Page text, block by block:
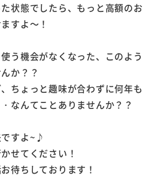
状態でしたら、もっと高額のお
すよ～！
う機会がなくなった、このよう
か？？
ちょっと趣味が合わずに何年も
なんてことありませんか？？
ですよ~♪
せてください！
待ちしております！